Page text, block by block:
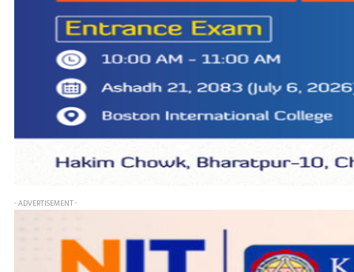
- ADVERTISEMENT -